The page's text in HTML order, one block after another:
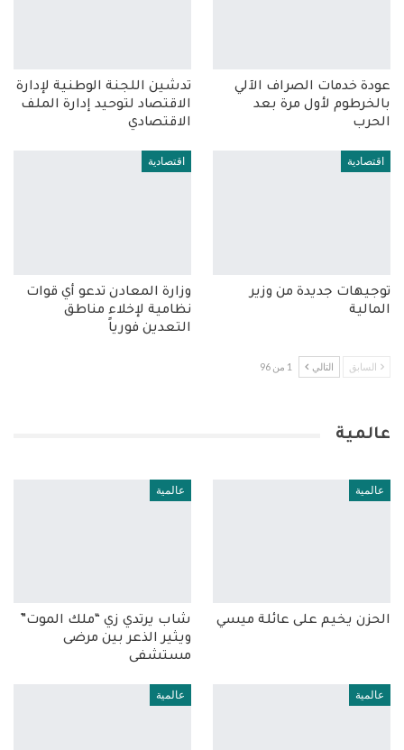
عودة خدمات الصراف الآلي
بالخرطوم لأول مرة بعد
الحرب
تدشين اللجنة الوطنية لإدارة
الاقتصاد لتوحيد إدارة الملف
الاقتصادي
اقتصادية
توجيهات جديدة من وزير
المالية
اقتصادية
وزارة المعادن تدعو أي قوات
نظامية لإخلاء مناطق
التعدين فورياً
السابق التالي 1 من 96
عالمية
عالمية
الحزن يخيم على عائلة ميسي
عالمية
شاب يرتدي زي “ملك الموت”
ويثير الذعر بين مرضى
مستشفى
عالمية عالمية